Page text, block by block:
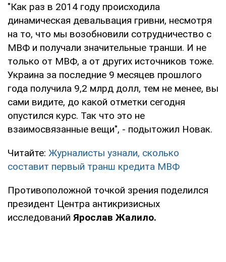
"Как раз в 2014 году происходила
динамическая девальвация гривни, несмотря
на то, что мы возобновили сотрудничество с
МВФ и получали значительные транши. И не
только от МВФ, а от других источников тоже.
Украина за последние 9 месяцев прошлого
года получила 9,2 млрд долл, тем не менее, вы
сами видите, до какой отметки сегодня
опустился курс. Так что это не
взаимосвязанные вещи", - подытожил Новак.
Читайте: Журналисты узнали, сколько
составит первый транш кредита МВФ
Противоположной точкой зрения поделился
президент Центра антикризисных
исследований Ярослав Жалило.